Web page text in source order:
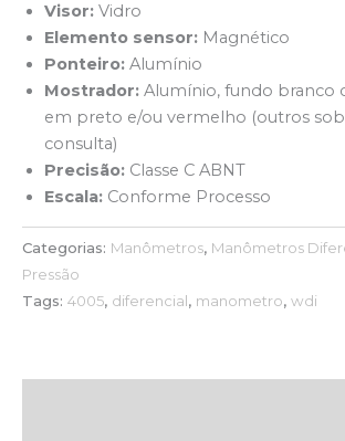
Visor: Vidro
Elemento sensor: Magnético
Ponteiro: Alumínio
Mostrador: Alumínio, fundo branco
em preto e/ou vermelho (outros sob
consulta)
Precisão: Classe C ABNT
Escala: Conforme Processo
Categorias: Manômetros, Manômetros
Pressão
Tags: 4005, diferencial, manometro, wdi